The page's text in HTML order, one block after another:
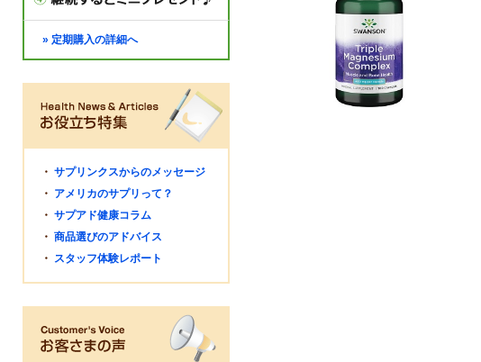
» 定期購入の詳細へ
・ サプリンクスからのメッセージ
・ アメリカのサプリって？
・ サプアド健康コラム
・ 商品選びのアドバイス
・ スタッフ体験レポート